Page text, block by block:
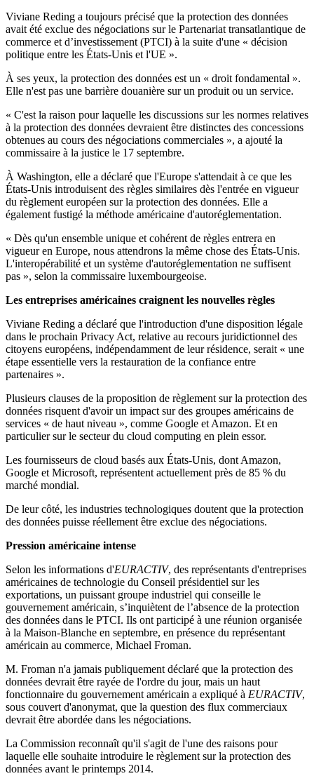
Viviane Reding a toujours précisé que la protection des données
avait été exclue des négociations sur le Partenariat transatlantique de
commerce et d’investissement (PTCI) à la suite d'une « décision
politique entre les États-Unis et l'UE ».
À ses yeux, la protection des données est un « droit fondamental ».
Elle n'est pas une barrière douanière sur un produit ou un service.
« C'est la raison pour laquelle les discussions sur les normes relatives
à la protection des données devraient être distinctes des concessions
obtenues au cours des négociations commerciales », a ajouté la
commissaire à la justice le 17 septembre.
À Washington, elle a déclaré que l'Europe s'attendait à ce que les
États-Unis introduisent des règles similaires dès l'entrée en vigueur
du règlement européen sur la protection des données. Elle a
également fustigé la méthode américaine d'autoréglementation.
« Dès qu'un ensemble unique et cohérent de règles entrera en
vigueur en Europe, nous attendrons la même chose des États-Unis.
L'interopérabilité et un système d'autoréglementation ne suffisent
pas », selon la commissaire luxembourgeoise.
Les entreprises américaines craignent les nouvelles règles
Viviane Reding a déclaré que l'introduction d'une disposition légale
dans le prochain Privacy Act, relative au recours juridictionnel des
citoyens européens, indépendamment de leur résidence, serait « une
étape essentielle vers la restauration de la confiance entre
partenaires ».
Plusieurs clauses de la proposition de règlement sur la protection des
données risquent d'avoir un impact sur des groupes américains de
services « de haut niveau », comme Google et Amazon. Et en
particulier sur le secteur du cloud computing en plein essor.
Les fournisseurs de cloud basés aux États-Unis, dont Amazon,
Google et Microsoft, représentent actuellement près de 85 % du
marché mondial.
De leur côté, les industries technologiques doutent que la protection
des données puisse réellement être exclue des négociations.
Pression américaine intense
Selon les informations d'EURACTIV, des représentants d'entreprises
américaines de technologie du Conseil présidentiel sur les
exportations, un puissant groupe industriel qui conseille le
gouvernement américain, s’inquiètent de l’absence de la protection
des données dans le PTCI. Ils ont participé à une réunion organisée
à la Maison-Blanche en septembre, en présence du représentant
américain au commerce, Michael Froman.
M. Froman n'a jamais publiquement déclaré que la protection des
données devrait être rayée de l'ordre du jour, mais un haut
fonctionnaire du gouvernement américain a expliqué à EURACTIV,
sous couvert d'anonymat, que la question des flux commerciaux
devrait être abordée dans les négociations.
La Commission reconnaît qu'il s'agit de l'une des raisons pour
laquelle elle souhaite introduire le règlement sur la protection des
données avant le printemps 2014.